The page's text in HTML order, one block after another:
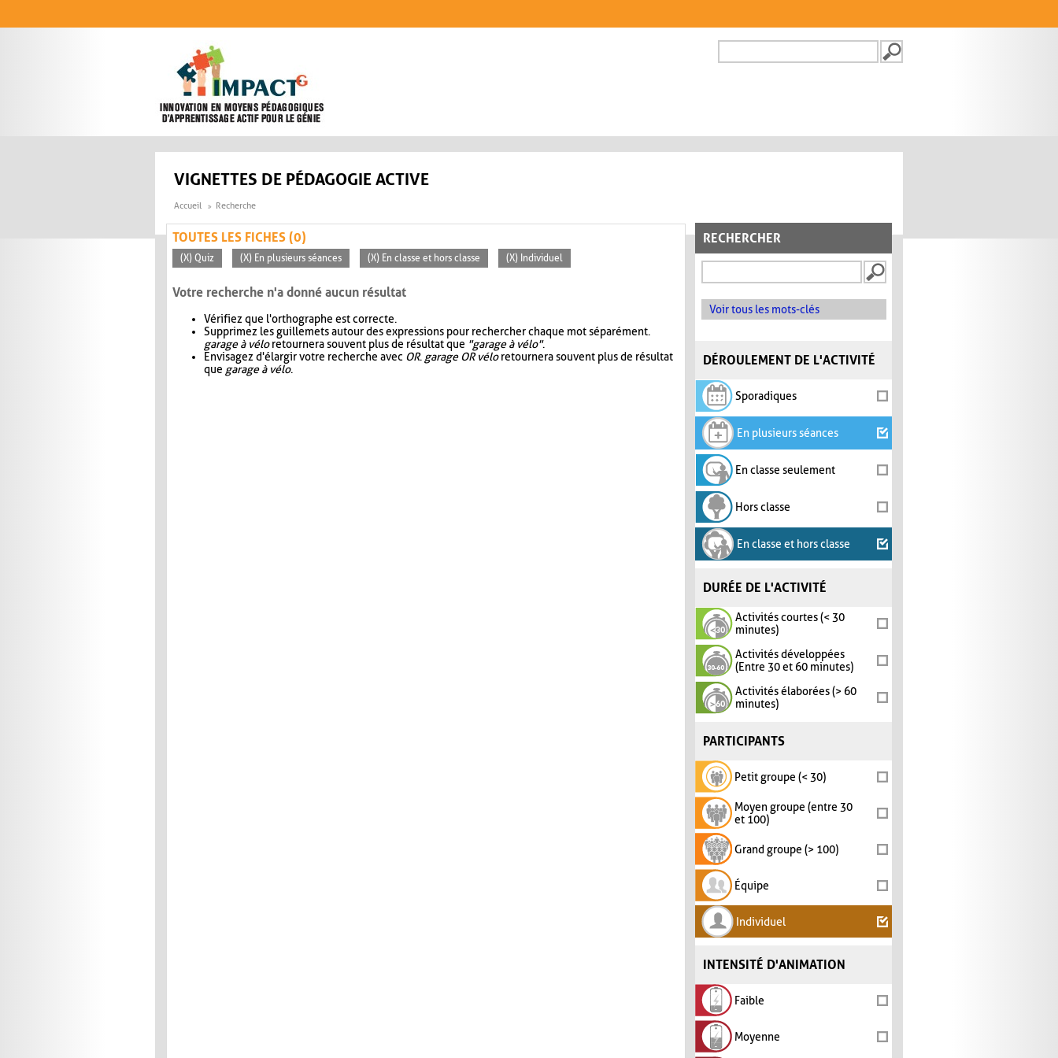
FORMULAIRE DE
VIGNETTES DE PÉDAGOGIE ACTIVE
Accueil Recherche
RECHERCHER
Voir tous les mots-clés
DÉROULEMENT DE L'ACTIVITÉ
Sporadiques
En plusieurs séances
En classe seulement
Hors classe
En classe et hors classe
DURÉE DE L'ACTIVITÉ
Activités courtes (< 30
minutes)
Activités développées
(Entre 30 et 60 minutes)
Activités élaborées (> 60
minutes)
PARTICIPANTS
Petit groupe (< 30)
Moyen groupe (entre 30
et 100)
Grand groupe (> 100)
Équipe
Individuel
INTENSITÉ D'ANIMATION
Faible
Moyenne
TOUTES LES FICHES (0)
(X) Quiz (X) En plusieurs séances (X) En classe et hors classe (X) Individuel
Votre recherche n'a donné aucun résultat
Vérifiez que l'orthographe est correcte.
Supprimez les guillemets autour des expressions pour rechercher chaque mot séparément.
garage à véloretournera souvent plus de résultat que "garage à vélo".
Envisagez d'élargir votre recherche avec OR. garage OR véloretournera souvent plus de résultat
que garage à vélo.